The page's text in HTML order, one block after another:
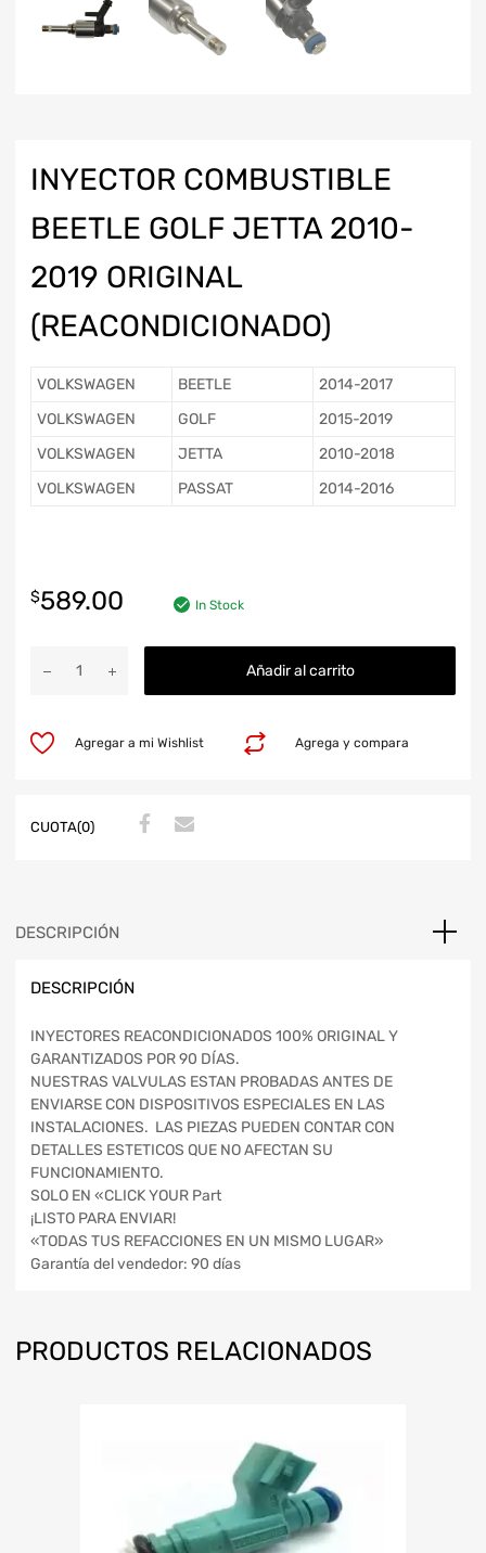
INYECTOR COMBUSTIBLE
BEETLE GOLF JETTA 2010-
2019 ORIGINAL
(REACONDICIONADO)
VOLKSWAGEN BEETLE
2014-2017
VOLKSWAGEN
GOLF
2015-2019
VOLKSWAGEN
JETTA
2010-2018
VOLKSWAGEN
PASSAT 2014-2016
$589.00 In Stock
Añadir al carrito
Agrega y compara
Agregar a mi Wishlist
CUOTA(0)
DESCRIPCIÓN
DESCRIPCIÓN
INYECTORES REACONDICIONADOS 100% ORIGINAL Y
GARANTIZADOS POR 90 DÍAS.
NUESTRAS VALVULAS ESTAN PROBADAS ANTES DE
ENVIARSE CON DISPOSITIVOS ESPECIALES EN LAS
INSTALACIONES. LAS PIEZAS PUEDEN CONTAR CON
DETALLES ESTETICOS QUE NO AFECTAN SU
FUNCIONAMIENTO.
SOLO EN «CLICK YOUR Part
¡LISTO PARA ENVIAR!
«TODAS TUS REFACCIONES EN UN MISMO LUGAR»
Garantía del vendedor: 90 días
PRODUCTOS RELACIONADOS